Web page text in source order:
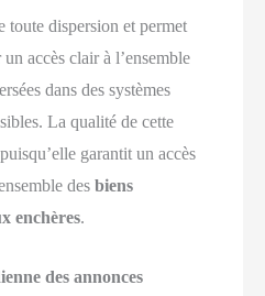
toute dispersion et permet
un accès clair à l’ensemble
dans des systèmes
La qualité de cette
garantit un accès
desbiens
enchères.
des annonces